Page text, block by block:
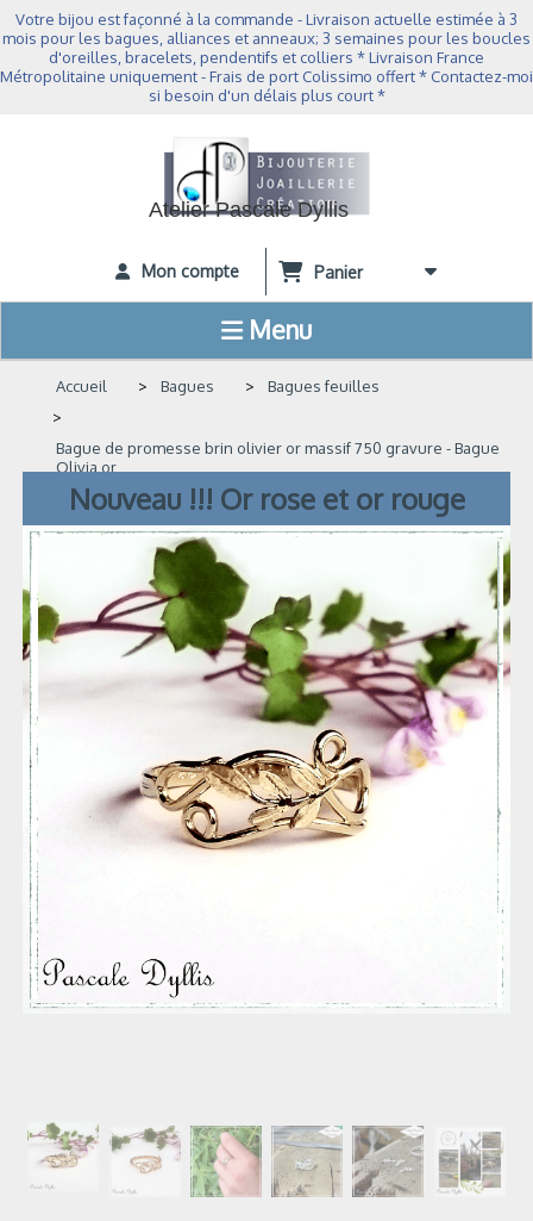
Votre bijou est façonné à la commande - Livraison actuelle estimée à 3
mois pour les bagues, alliances et anneaux; 3 semaines pour les boucles
d'oreilles, bracelets, pendentifs et colliers * Livraison France
Métropolitaine uniquement - Frais de port Colissimo offert * Contactez-moi
si besoin d'un délais plus court *
Atelier Pascale Dyllis
Mon compte Panier
Menu
Accueil Bagues Bagues feuilles
Bague de promesse brin olivier or massif 750 gravure - Bague
Olivia or
Nouveau !!! Or rose et or rouge
Panneau de gestion des cookies